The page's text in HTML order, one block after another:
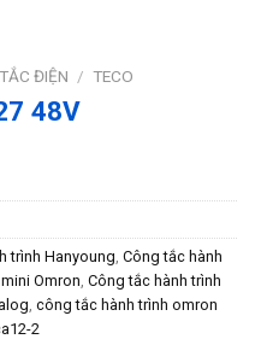
ĐIỆN / TECO
48V
trình Hanyoung Công tắc hành
Omron Công tắc hành trình
công tắc hành trình omron
2